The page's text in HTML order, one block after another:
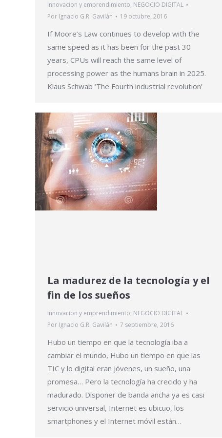
Innovacion y emprendimiento, NEGOCIO DIGITAL
Por Ignacio G.R. Gavilán 19 octubre, 2016
If Moore’s Law continues to develop with the
same speed as it has been for the past 30
years, CPUs will reach the same level of
processing power as the humans brain in 2025.
Klaus Schwab ‘The Fourth industrial revolution’
La madurez de la tecnología y el
fin de los sueños
Innovacion y emprendimiento, NEGOCIO DIGITAL
Por Ignacio G.R. Gavilán 7 septiembre, 2016
Hubo un tiempo en que la tecnología iba a
cambiar el mundo, Hubo un tiempo en que las
TIC y lo digital eran jóvenes, un sueño, una
promesa… Pero la tecnología ha crecido y ha
madurado. Disponer de banda ancha ya es casi
servicio universal, Internet es ubicuo, los
smartphones y el Internet móvil están…